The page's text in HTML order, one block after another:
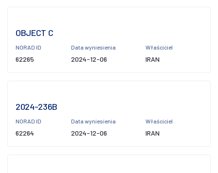
OBJECT C
NORAD ID
62265
Data wyniesienia
2024-12-06
Właściciel
IRAN
2024-236B
NORAD ID
62264
Data wyniesienia
2024-12-06
Właściciel
IRAN